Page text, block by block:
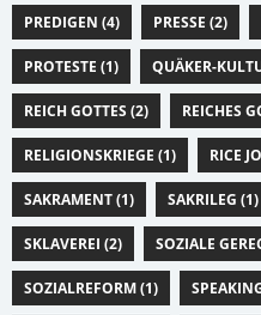
PREDIGEN (4) PRESSE (2)
PROTESTE (1) QUÄKER-
REICH GOTTES (2) REICHES
RELIGIONSKRIEGE (1) RICE
SAKRAMENT (1) SAKRILEG (1)
SKLAVEREI (2) SOZIALE
SOZIALREFORM (1)